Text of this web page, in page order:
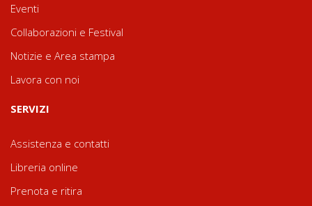
Eventi
Collaborazioni e Festival
Notizie e Area stampa
Lavora con noi
SERVIZI
Assistenza e contatti
Libreria online
Prenota e ritira